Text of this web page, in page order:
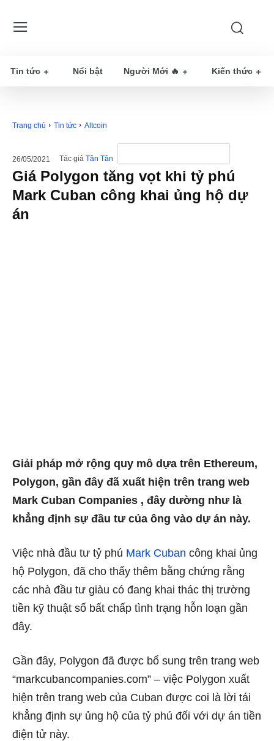
Tin tức Nổi bật Người Mới 🔥 Kiến thức
Trang chủ Tin tức Altcoin
26/05/2021 Tác giả Tân Tân
Giá Polygon tăng vọt khi tỷ phú
Mark Cuban công khai ủng hộ dự
án
Giải pháp mở rộng quy mô dựa trên Ethereum,
Polygon, gần đây đã xuất hiện trên trang web
Mark Cuban Companies , đây dường như là
khẳng định sự đầu tư của ông vào dự án này.
Việc nhà đầu tư tỷ phú Mark Cuban công khai ủng
hộ Polygon, đã cho thấy thêm bằng chứng rằng
các nhà đầu tư giàu có đang khai thác thị trường
tiền kỹ thuật số bất chấp tình trạng hỗn loạn gần
đây.
Gần đây, Polygon đã được bổ sung trên trang web
“markcubancompanies.com” – việc Polygon xuất
hiện trên trang web của Cuban được coi là lời tái
khẳng định sự ủng hộ của tỷ phú đối với dự án tiền
điện tử này.